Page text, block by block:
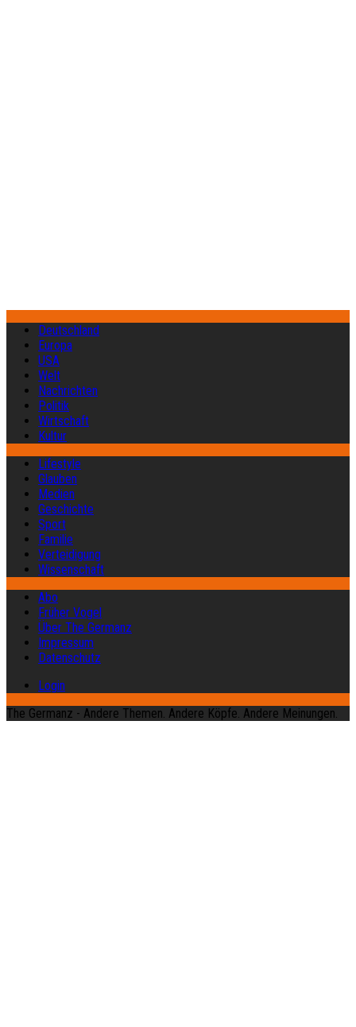
Deutschland
Europa
USA
Welt
Nachrichten
Politik
Wirtschaft
Kultur
Lifestyle
Glauben
Medien
Geschichte
Sport
Familie
Verteidigung
Wissenschaft
Abo
Früher Vogel
Über The Germanz
Impressum
Datenschutz
Login
The Germanz - Andere Themen. Andere Köpfe. Andere Meinungen.